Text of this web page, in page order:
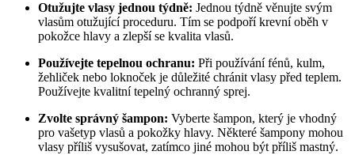
Otužujte vlasy jednou týdně: Jednou týdně věnujte svým
vlasům otužující proceduru. Tím se podpoří krevní oběh v
pokožce hlavy a zlepší se kvalita vlasů.
Používejte tepelnou ochranu: Při používání fénů, kulm,
žehliček nebo loknoček je důležité chránit vlasy před teplem.
Používejte kvalitní tepelný ochranný sprej.
Zvolte správný šampon: Vyberte šampon, který je vhodný
pro vašetyp vlasů a pokožky hlavy. Některé šampony mohou
vlasy příliš vysušovat, zatímco jiné mohou být příliš mastný.